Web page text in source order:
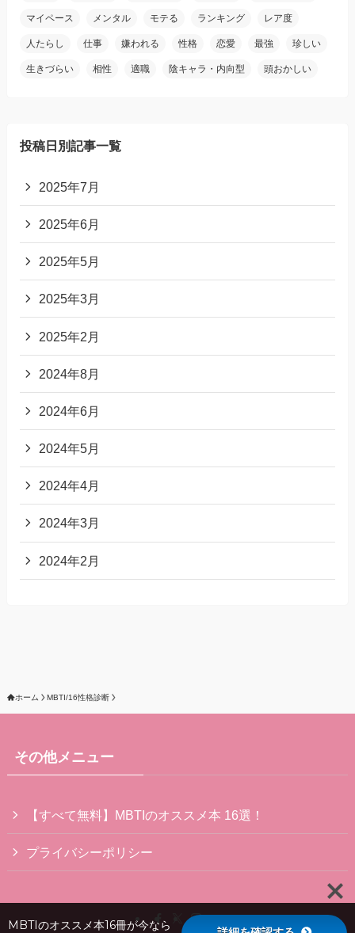
マイペース メンタル モテる ランキング レア度
人たらし 仕事 嫌われる 性格 恋愛 最強 珍しい
生きづらい 相性 適職 陰キャラ・内向型 頭おかしい
投稿日別記事一覧
2025年7月
2025年6月
2025年5月
2025年3月
2025年2月
2024年8月
2024年6月
2024年5月
2024年4月
2024年3月
2024年2月
ホーム MBTI/16性格診断
その他メニュー
【すべて無料】MBTIのオススメ本 16選！
プライバシーポリシー
MBTIのオススメ本16冊が今なら